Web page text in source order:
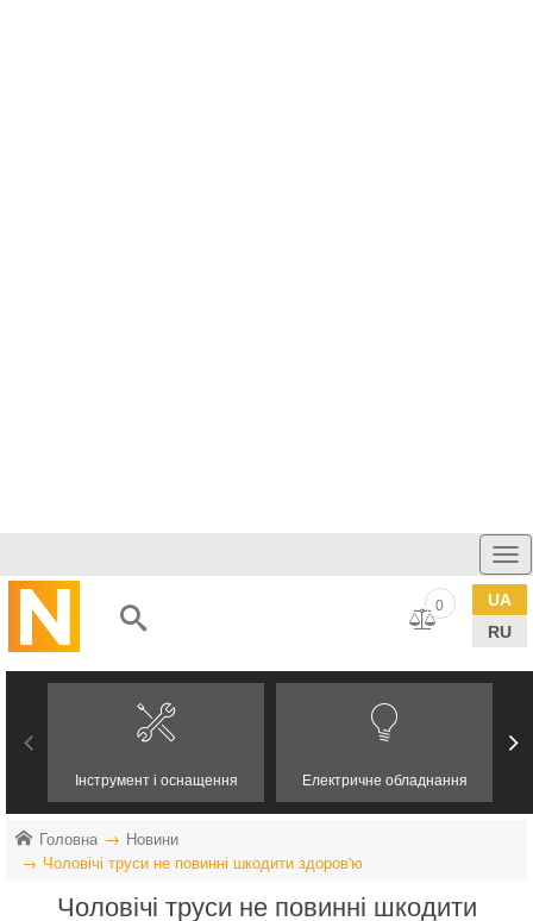
UA
RU
0
Інструмент і оснащення Електричне обладнання
Головна
Новини
Чоловічі труси не повинні шкодити здоров'ю
Чоловічі труси не повинні шкодити